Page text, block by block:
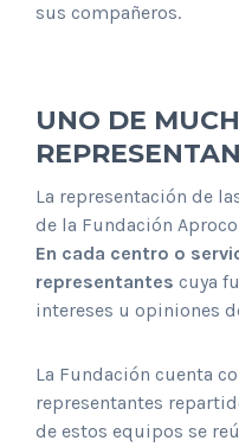
sus compañeros.
UNO DE
La representación de
de la Fundación
En cada centro o
representantes cuya
intereses u opiniones
La Fundación cuenta
representantes
de estos equipos se